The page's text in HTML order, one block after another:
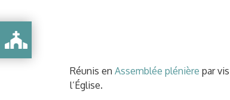
Réunis en Assemblée plénière par
l’Église.